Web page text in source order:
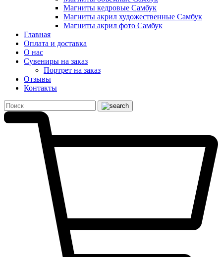
Магниты кедровые Самбук
Магниты акрил художественные Самбук
Магниты акрил фото Самбук
Главная
Оплата и доставка
О нас
Сувениры на заказ
Портрет на заказ
Отзывы
Контакты